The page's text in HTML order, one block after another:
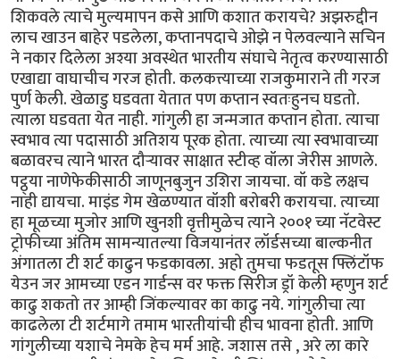
शिकवले त्याचे मुल्यमापन कसे आणि कशात करायचे? अझरुद्दीन
लाच खाउन बाहेर पडलेला, कप्तानपदाचे ओझे न पेलवल्याने सचिन
ने नकार दिलेला अश्या अवस्थेत भारतीय संघाचे नेतृत्व करण्यासाठी
एखाद्या वाघाचीच गरज होती. कलकत्त्याच्या राजकुमाराने ती गरज
पुर्ण केली. खेळाडु घडवता येतात पण कप्तान स्वतःहुनच घडतो.
त्याला घडवता येत नाही. गांगुली हा जन्मजात कप्तान होता. त्याचा
स्वभाव त्या पदासाठी अतिशय पूरक होता. त्याच्या त्या स्वभावाच्या
बळावरच त्याने भारत दौर्‍यावर साक्षात स्टीव्ह वॉला जेरीस आणले.
पट्ठ्या नाणेफेकीसाठी जाणूनबुजुन उशिरा जायचा. वॉ कडे लक्षच
नाही द्यायचा. माइंड गेम खेळण्यात वॉशी बरोबरी करायचा. त्याच्या
हा मूळच्या मुजोर आणि खुनशी वृत्तीमुळेच त्याने २००१ च्या नॅटवेस्ट
ट्रोफीच्या अंतिम सामन्यातल्या विजयानंतर लॉर्डसच्या बाल्कनीत
अंगातला टी शर्ट काढुन फडकावला. अहो तुमचा फडतूस फ्लिंटॉफ
येउन जर आमच्या एडन गार्डन्स वर फक्त सिरीज ड्रॉ केली म्हणुन शर्ट
काढु शकतो तर आम्ही जिंकल्यावर का काढु नये. गांगुलीचा त्या
काढलेला टी शर्टमागे तमाम भारतीयांची हीच भावना होती. आणि
गांगुलीच्या यशाचे नेमके हेच मर्म आहे. जशास तसे , अरे ला कारे